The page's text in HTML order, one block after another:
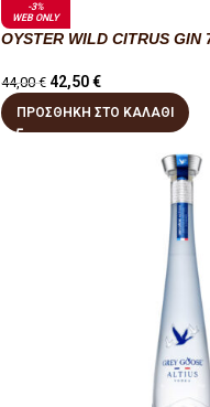
-3%
WEB ONLY
OYSTER WILD CITRUS GIN
44,00€ 42,50€
ΠΡΟΣΘΉΚΗ ΣΤΟ ΚΑΛΆΘΙ